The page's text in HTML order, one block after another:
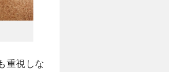
重視しな